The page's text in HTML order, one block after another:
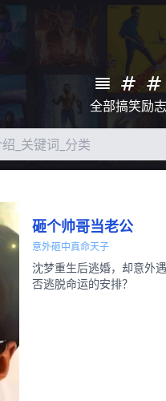
全部搞笑励志
砸个帅哥当老公
意外砸中真命天子
沈梦重生后逃婚，却意外
否逃脱命运的安排？